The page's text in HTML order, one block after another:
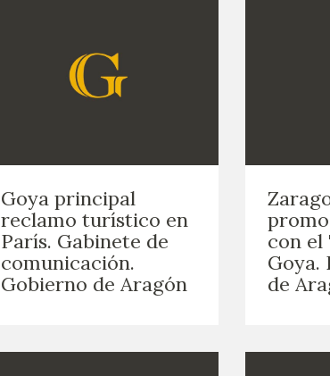
Goya principal
reclamo turístico en
París. Gabinete de
comunicación.
Gobierno de Aragón
con
Goya.
de